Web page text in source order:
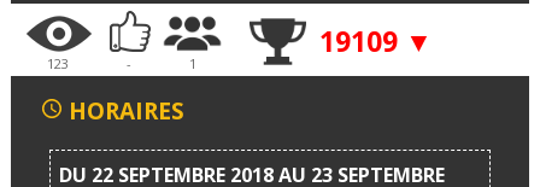
123 - 1
19109 ▼
HORAIRES
DU 22 SEPTEMBRE 2018 AU 23 SEPTEMBRE